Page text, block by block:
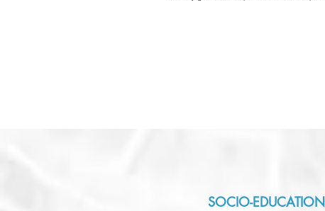
SOCIO-